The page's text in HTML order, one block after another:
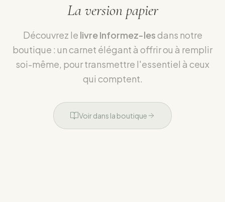
La version papier
Découvrez le livre Informez-lesdans notre
boutique : un carnet élégant à offrir ou à remplir
soi-même, pour transmettre l'essentiel à ceux
qui comptent.
Voir dans la boutique